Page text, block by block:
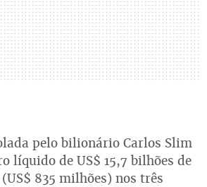
pelo bilionário Carlos Slim
líquido de US$ 15,7 bilhões de
835 milhões) nos três